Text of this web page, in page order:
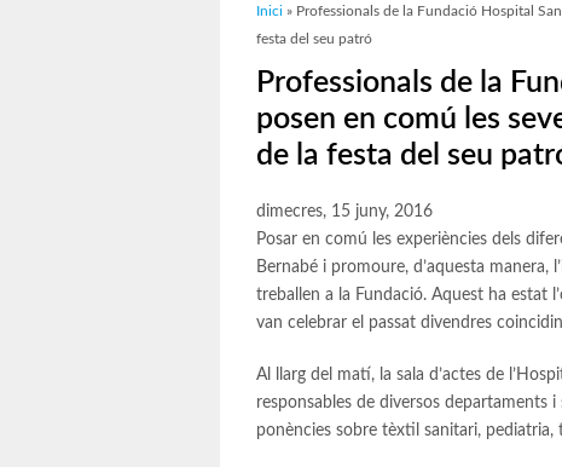
Inici » Professionals de la Fundació Hospital
festa del seu patró
Professionals de la
posen en comú les
de la festa del seu
dimecres, 15 juny, 2016
Posar en comú les experiències dels
Bernabé i promoure, d’aquesta
treballen a la Fundació. Aquest ha estat
van celebrar el passat divendres
Al llarg del matí, la sala d’actes de
responsables de diversos departaments
ponències sobre tèxtil sanitari, pediatria,